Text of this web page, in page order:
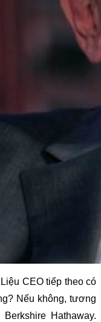
CEO tiếp theo có
Nếu không, tương
Hathaway.